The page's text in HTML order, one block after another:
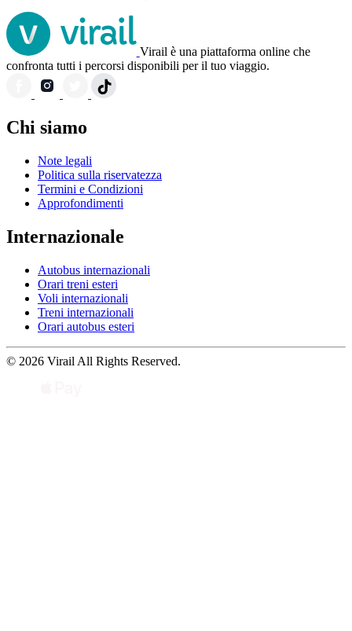
Virail è una piattaforma online che
confronta tutti i percorsi disponibili per il tuo viaggio.
Chi siamo
Note legali
Politica sulla riservatezza
Termini e Condizioni
Approfondimenti
Internazionale
Autobus internazionali
Orari treni esteri
Voli internazionali
Treni internazionali
Orari autobus esteri
© 2026 Virail All Rights Reserved.